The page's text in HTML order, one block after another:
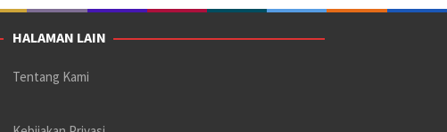
HALAMAN LAIN
Tentang Kami